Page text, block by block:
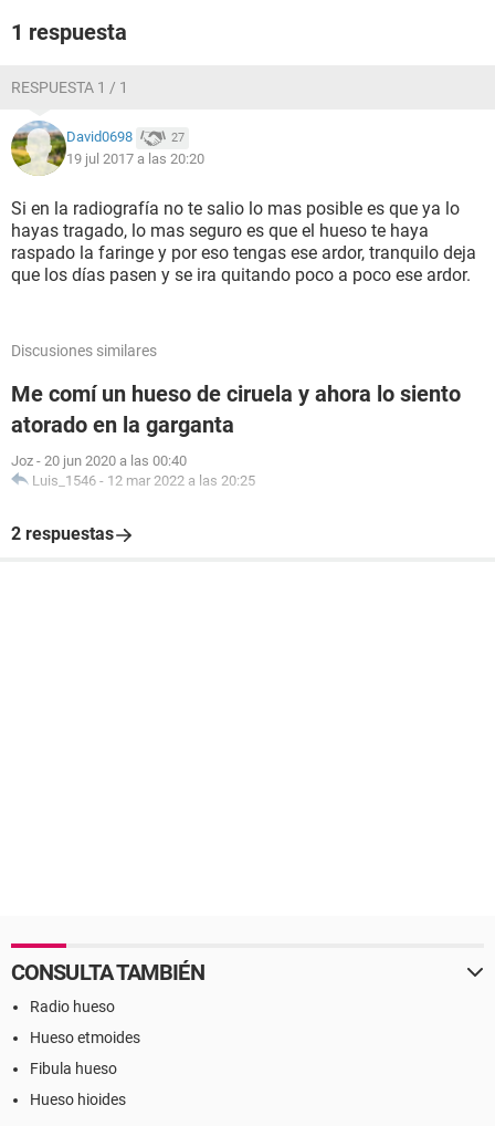
1 respuesta
RESPUESTA 1 / 1
David0698 27
19 jul 2017 a las 20:20
Si en la radiografía no te salio lo mas posible es que ya lo
hayas tragado, lo mas seguro es que el hueso te haya
raspado la faringe y por eso tengas ese ardor, tranquilo deja
que los días pasen y se ira quitando poco a poco ese ardor.
Discusiones similares
Me comí un hueso de ciruela y ahora lo siento
atorado en la garganta
Joz - 20 jun 2020 a las 00:40
Luis_1546 - 12 mar 2022 a las 20:25
2 respuestas
CONSULTA TAMBIÉN
Radio hueso
Hueso etmoides
Fibula hueso
Hueso hioides